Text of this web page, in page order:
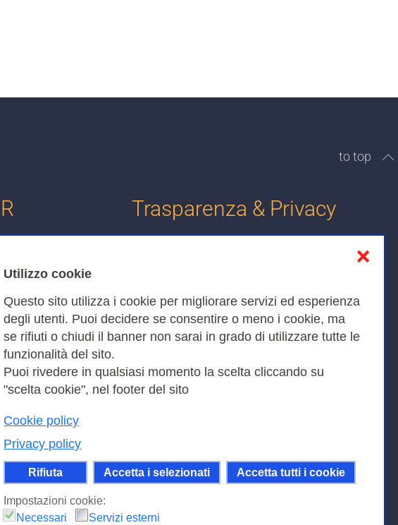
Utilizzo cookie
Questo sito utilizza i cookie per migliorare servizi ed esperienza
degli utenti. Puoi decidere se consentire o meno i cookie, ma
se rifiuti o chiudi il banner non sarai in grado di utilizzare tutte le
funzionalità del sito.
Puoi rivedere in qualsiasi momento la scelta cliccando su
"scelta cookie", nel footer del sito
Cookie policy
Privacy policy
Rifiuta Accetta i selezionati Accetta tutti i cookie
❌
Impostazioni cookie:
Necessari
Servizi esterni
to top
Trasparenza & Privacy
Amministrazione trasparente
Bandi di Gara
- Fax 0649622044
7EU9KEU |
i termini della licenza Creative Commons
modo 4.0 Internazionale.